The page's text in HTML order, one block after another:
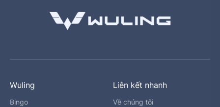
Wuling
Bingo
Liên kết nhanh
Về chúng tôi